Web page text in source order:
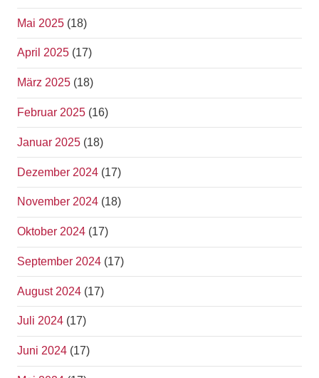
Mai 2025 (18)
April 2025 (17)
März 2025 (18)
Februar 2025 (16)
Januar 2025 (18)
Dezember 2024 (17)
November 2024 (18)
Oktober 2024 (17)
September 2024 (17)
August 2024 (17)
Juli 2024 (17)
Juni 2024 (17)